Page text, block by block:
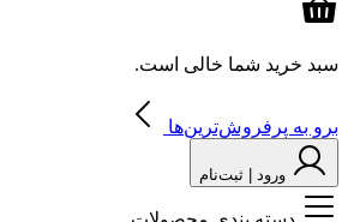
سبد خرید شما خالی است.
برو به پرفروش‌ترین‌ها
ورود | ثبت‌نام